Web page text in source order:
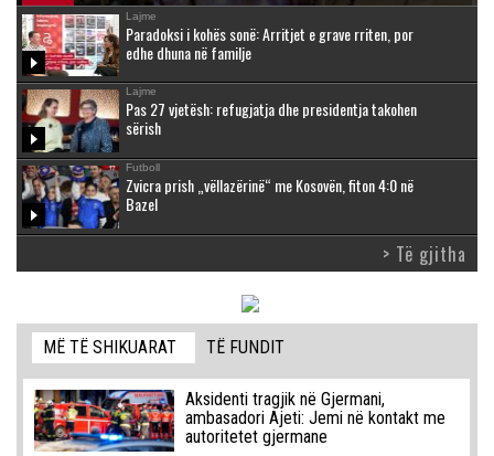
Lajme
Paradoksi i kohës sonë: Arritjet e grave rriten, por
edhe dhuna në familje
Lajme
Pas 27 vjetësh: refugjatja dhe presidentja takohen
sërish
Futboll
Zvicra prish „vëllazërinë“ me Kosovën, fiton 4:0 në
Bazel
> Të gjitha
MË TË SHIKUARAT TË FUNDIT
Aksidenti tragjik në Gjermani,
ambasadori Ajeti: Jemi në kontakt me
autoritetet gjermane